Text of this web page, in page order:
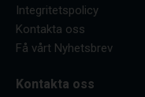
Integritetspolicy
Kontakta oss
Få vårt Nyhetsbrev
Kontakta oss